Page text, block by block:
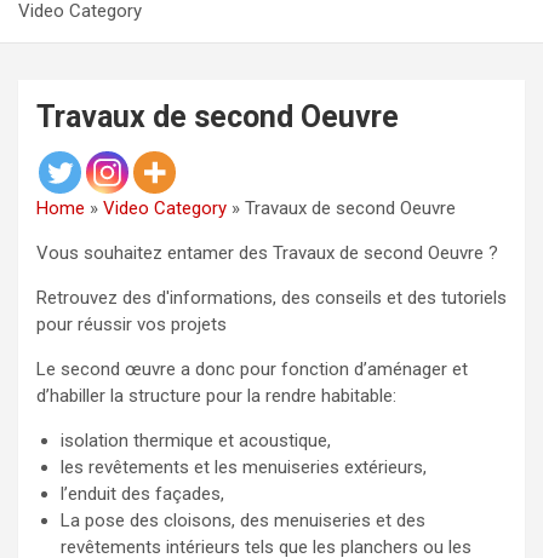
Video Category
Travaux de second Oeuvre
Home » Video Category » Travaux de second Oeuvre
Vous souhaitez entamer des Travaux de second Oeuvre ?
Retrouvez des d'informations, des conseils et des tutoriels
pour réussir vos projets
Le second œuvre a donc pour fonction d’aménager et
d’habiller la structure pour la rendre habitable:
isolation thermique et acoustique,
les revêtements et les menuiseries extérieurs,
l’enduit des façades,
La pose des cloisons, des menuiseries et des
revêtements intérieurs tels que les planchers ou les